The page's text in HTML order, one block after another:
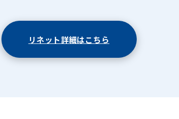
リネット詳細はこちら